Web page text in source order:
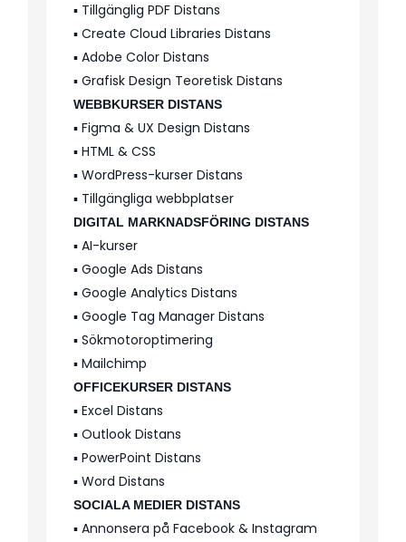
▪️ Tillgänglig PDF Distans
▪️ Create Cloud Libraries Distans
▪️ Adobe Color Distans
▪️ Grafisk Design Teoretisk Distans
WEBBKURSER DISTANS
▪️ Figma & UX Design Distans
▪️ HTML & CSS
▪️ WordPress-kurser Distans
▪️ Tillgängliga webbplatser
DIGITAL MARKNADSFÖRING DISTANS
▪️ AI-kurser
▪️ Google Ads Distans
▪️ Google Analytics Distans
▪️ Google Tag Manager Distans
▪️ Sökmotoroptimering
▪️ Mailchimp
OFFICEKURSER DISTANS
▪️ Excel Distans
▪️ Outlook Distans
▪️ PowerPoint Distans
▪️ Word Distans
SOCIALA MEDIER DISTANS
▪️ Annonsera på Facebook & Instagram